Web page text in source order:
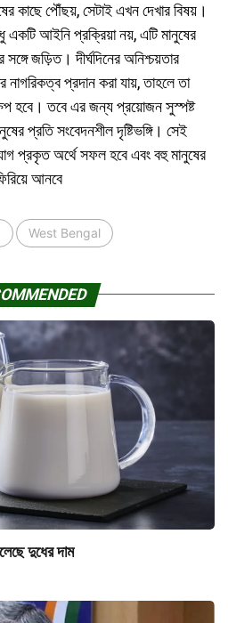
কাছে পৌঁছয়, সেটাই এখন দেখার বিষয়।
আইনি প্রক্রিয়া নয়, এটি মানুষের
জড়িত। দীর্ঘদিনের অনিশ্চয়তার
নাগরিকত্ব প্রদান করা যায়, তাহলে তা
হবে। তবে এর জন্য প্রয়োজন সুস্পষ্ট
প্রতি সংবেদনশীল দৃষ্টিভঙ্গি। সেই
প্রকৃত অর্থে সফল হবে এবং বহু মানুষের
আনবে
West Bengal
দুধের দাম